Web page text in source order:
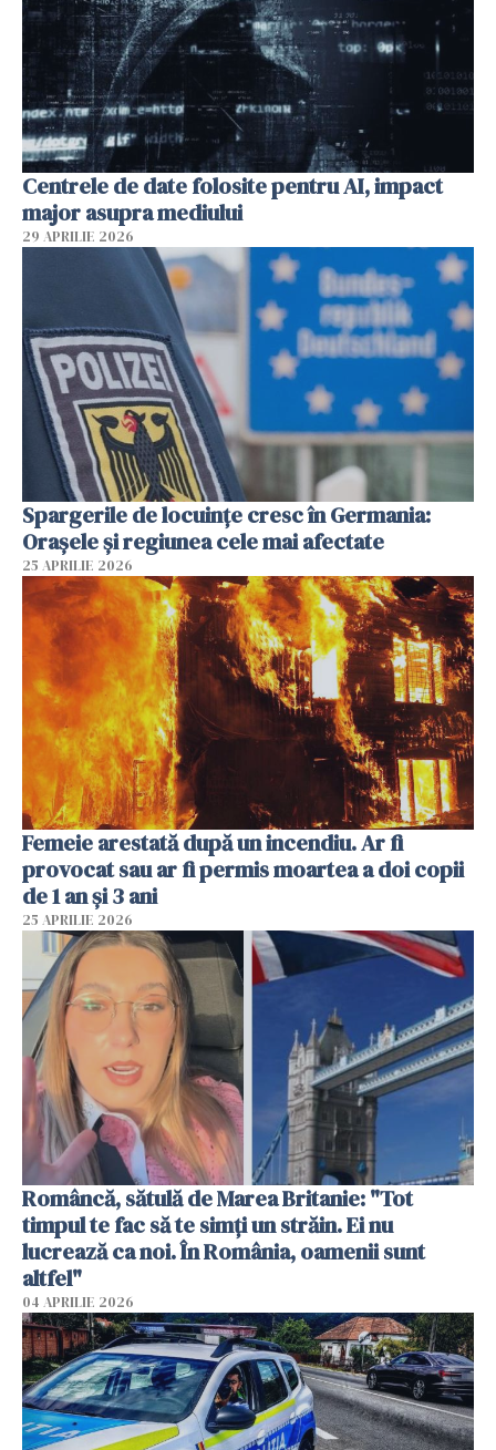
Centrele de date folosite pentru AI, impact
major asupra mediului
29 APRILIE 2026
Spargerile de locuințe cresc în Germania:
Orașele și regiunea cele mai afectate
25 APRILIE 2026
Femeie arestată după un incendiu. Ar fi
provocat sau ar fi permis moartea a doi copii
de 1 an și 3 ani
25 APRILIE 2026
Româncă, sătulă de Marea Britanie: "Tot
timpul te fac să te simți un străin. Ei nu
lucrează ca noi. În România, oamenii sunt
altfel"
04 APRILIE 2026